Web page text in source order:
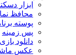
ابزار
محافظ
پوسته
پس زمینه
دانلود
عکس